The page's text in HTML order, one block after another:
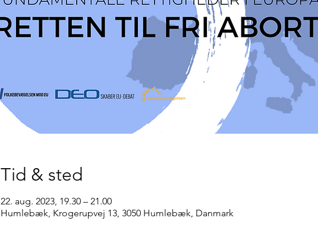
Tid & sted
22. aug. 2023, 19.30 – 21.00
Humlebæk, Krogerupvej 13, 3050 Humlebæk, Danmark